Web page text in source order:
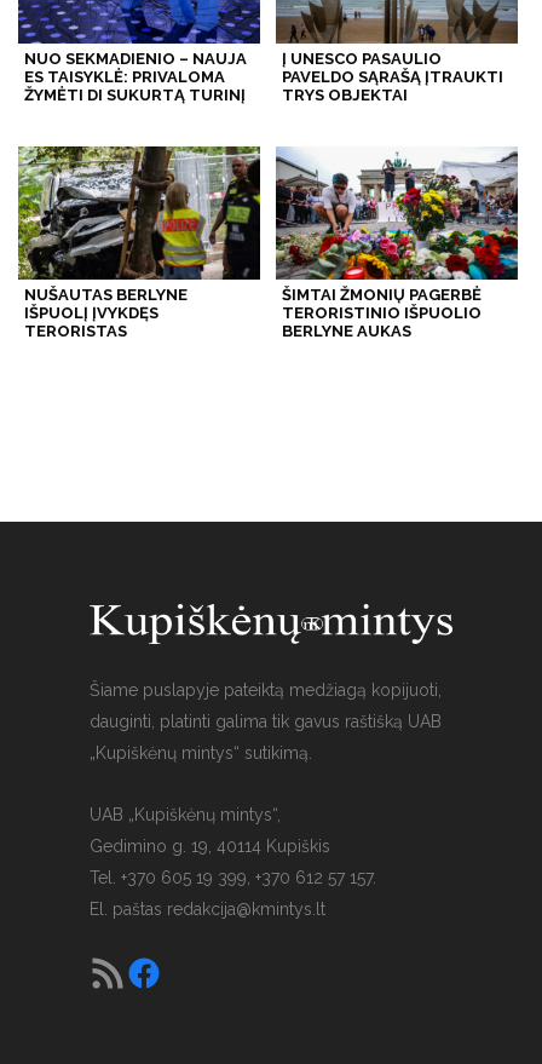
NUO SEKMADIENIO – NAUJA
ES TAISYKLĖ: PRIVALOMA
ŽYMĖTI DI SUKURTĄ TURINĮ
Į UNESCO PASAULIO
PAVELDO SĄRAŠĄ ĮTRAUKTI
TRYS OBJEKTAI
NUŠAUTAS BERLYNE
IŠPUOLĮ ĮVYKDĘS
TERORISTAS
ŠIMTAI ŽMONIŲ PAGERBĖ
TERORISTINIO IŠPUOLIO
BERLYNE AUKAS
Šiame puslapyje pateiktą medžiagą kopijuoti,
dauginti, platinti galima tik gavus raštišką UAB
„Kupiškėnų mintys“ sutikimą.
UAB „Kupiškėnų mintys“,
Gedimino g. 19, 40114 Kupiškis
Tel. +370 605 19 399, +370 612 57 157.
El. paštas redakcija@kmintys.lt